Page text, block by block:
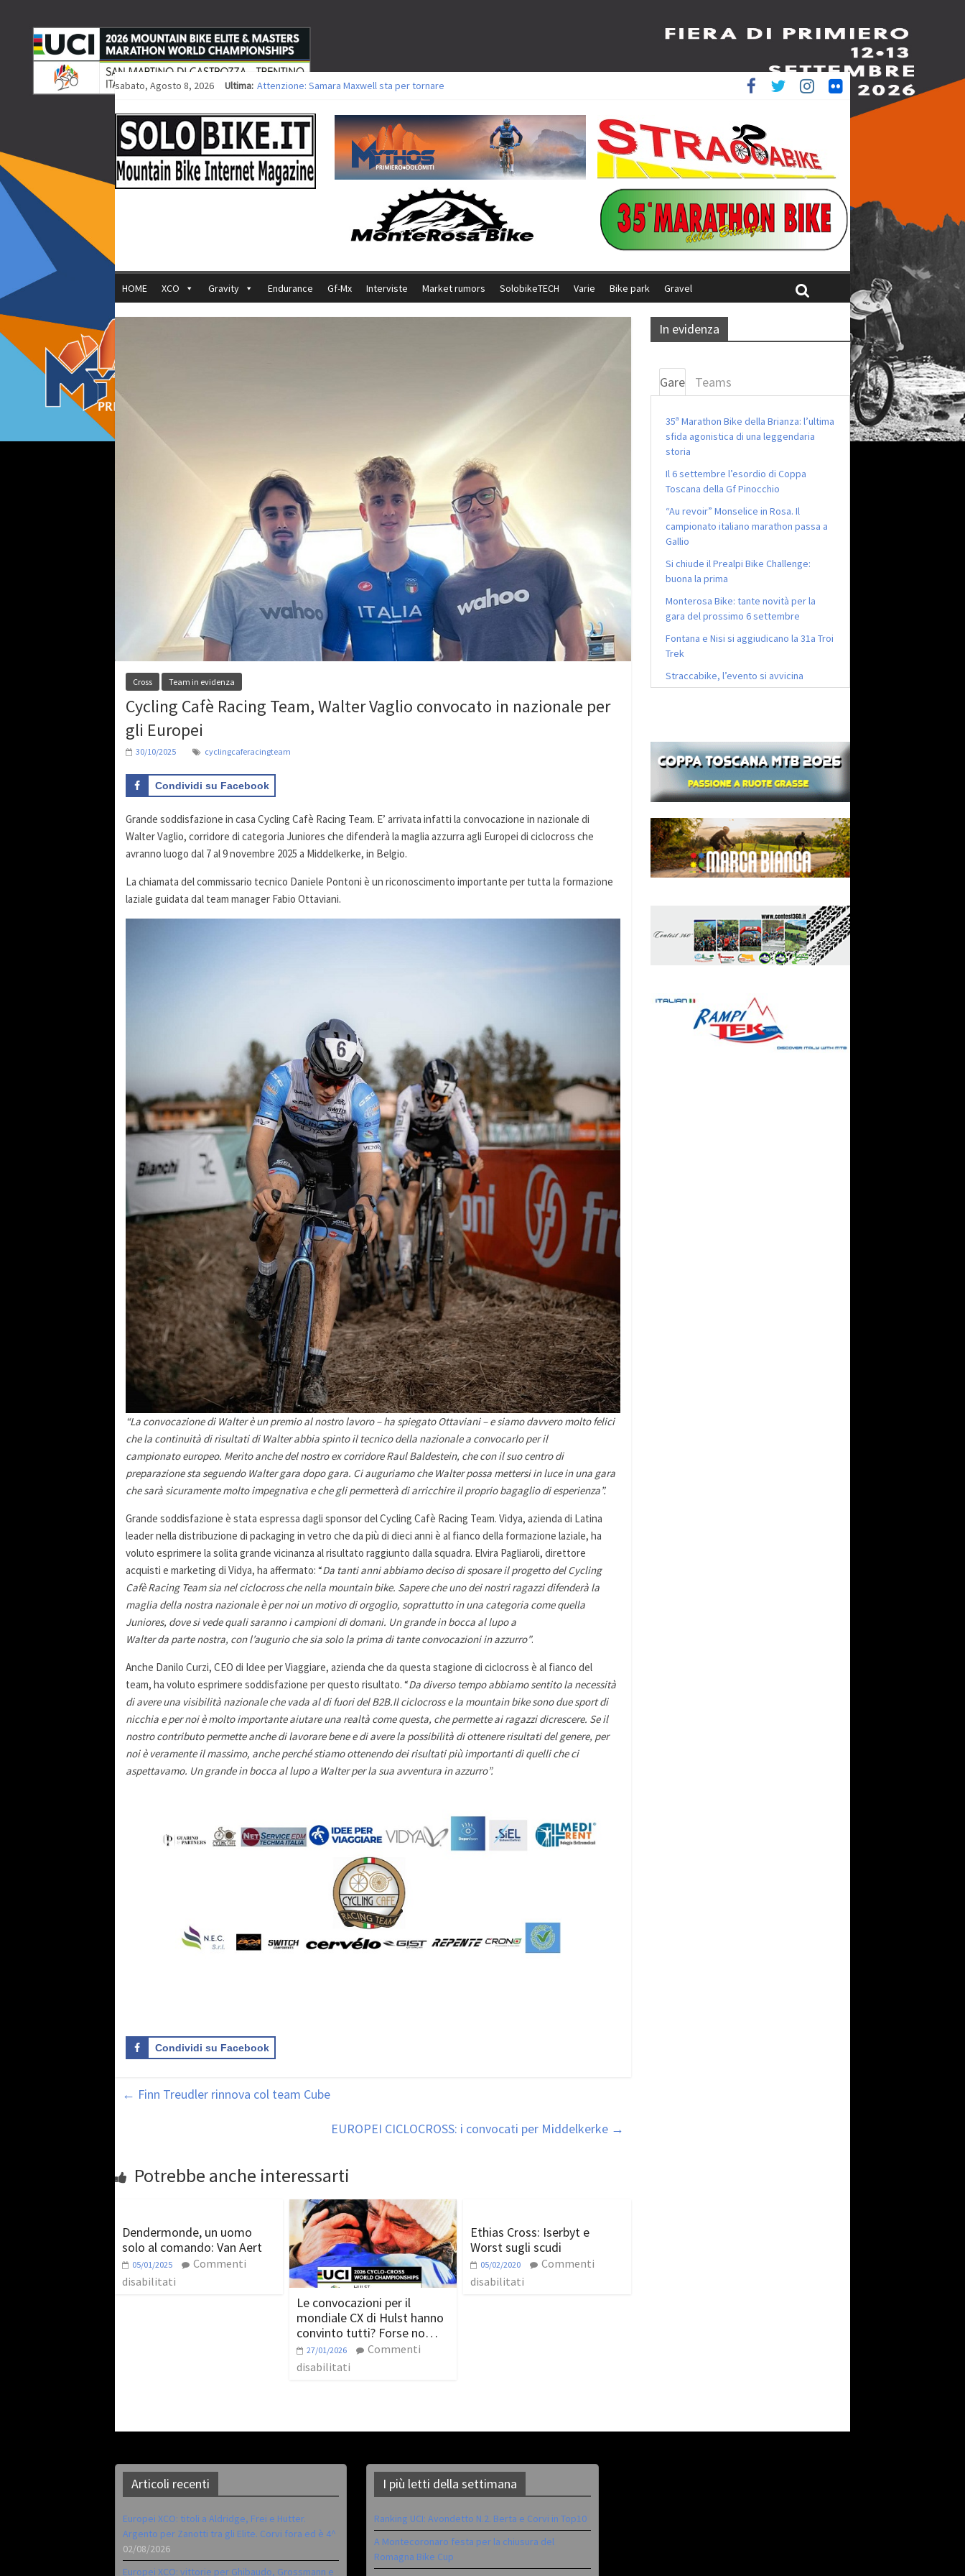
sabato, Agosto 8, 2026 Ultima: Attenzione: Samara Maxwell sta per tornare
Europei XCO: vittorie per Ghibaudo, Grossmann e Gallis. Signorelli 5^ la migliore tra gli italiani
35ª Marathon Bike della Brianza: l’ultima sfida agonistica di una leggendaria storia
Europei MTB: il Team Relay firma il secondo argento azzurro a Monteceneri
HOME XCO Gravity Endurance Gf-Mx Interviste Market rumors SolobikeTECH Varie Bike park Gravel
Cross Team in evidenza
Cycling Cafè Racing Team, Walter Vaglio convocato in nazionale per
gli Europei
30/10/2025 cyclingcaferacingteam
Condividi su Facebook
Grande soddisfazione in casa Cycling Cafè Racing Team. E’ arrivata infatti la convocazione in nazionale di
Walter Vaglio, corridore di categoria Juniores che difenderà la maglia azzurra agli Europei di ciclocross che
avranno luogo dal 7 al 9 novembre 2025 a Middelkerke, in Belgio.
La chiamata del commissario tecnico Daniele Pontoni è un riconoscimento importante per tutta la formazione
laziale guidata dal team manager Fabio Ottaviani.
“La convocazione di Walter è un premio al nostro lavoro – ha spiegato Ottaviani – e siamo davvero molto felici
che la continuità di risultati di Walter abbia spinto il tecnico della nazionale a convocarlo per il
campionato europeo. Merito anche del nostro ex corridore Raul Baldestein, che con il suo centro di
preparazione sta seguendo Walter gara dopo gara. Ci auguriamo che Walter possa mettersi in luce in una gara
che sarà sicuramente molto impegnativa e che gli permetterà di arricchire il proprio bagaglio di esperienza”.
Grande soddisfazione è stata espressa dagli sponsor del Cycling Cafè Racing Team. Vidya, azienda di Latina
leader nella distribuzione di packaging in vetro che da più di dieci anni è al fianco della formazione laziale, ha
voluto esprimere la solita grande vicinanza al risultato raggiunto dalla squadra. Elvira Pagliaroli, direttore
acquisti e marketing di Vidya, ha affermato: “Da tanti anni abbiamo deciso di sposare il progetto del Cycling
Cafè Racing Team sia nel ciclocross che nella mountain bike. Sapere che uno dei nostri ragazzi difenderà la
maglia della nostra nazionale è per noi un motivo di orgoglio, soprattutto in una categoria come quella
Juniores, dove si vede quali saranno i campioni di domani. Un grande in bocca al lupo a
Walter da parte nostra, con l’augurio che sia solo la prima di tante convocazioni in azzurro”.
Anche Danilo Curzi, CEO di Idee per Viaggiare, azienda che da questa stagione di ciclocross è al fianco del
team, ha voluto esprimere soddisfazione per questo risultato. “Da diverso tempo abbiamo sentito la necessità
di avere una visibilità nazionale che vada al di fuori del B2B.Il ciclocross e la mountain bike sono due sport di
nicchia e per noi è molto importante aiutare una realtà come questa, che permette ai ragazzi dicrescere. Se il
nostro contributo permette anche di lavorare bene e di avere la possibilità di ottenere risultati del genere, per
noi è veramente il massimo, anche perché stiamo ottenendo dei risultati più importanti di quelli che ci
aspettavamo. Un grande in bocca al lupo a Walter per la sua avventura in azzurro”.
Condividi su Facebook
← Finn Treudler rinnova col team Cube
EUROPEI CICLOCROSS: i convocati per Middelkerke →
Potrebbe anche interessarti
Dendermonde, un uomo
solo al comando: Van Aert
05/01/2025
Commenti
disabilitati
Le convocazioni per il
mondiale CX di Hulst hanno
convinto tutti? Forse no…
27/01/2026
Commenti
disabilitati
Ethias Cross: Iserbyt e
Worst sugli scudi
05/02/2020
Commenti
disabilitati
In evidenza
Gare Teams
35ª Marathon Bike della Brianza: l’ultima
sfida agonistica di una leggendaria
storia
Il 6 settembre l’esordio di Coppa
Toscana della Gf Pinocchio
“Au revoir” Monselice in Rosa. Il
campionato italiano marathon passa a
Gallio
Si chiude il Prealpi Bike Challenge:
buona la prima
Monterosa Bike: tante novità per la
gara del prossimo 6 settembre
Fontana e Nisi si aggiudicano la 31a Troi
Trek
Straccabike, l’evento si avvicina
Articoli recenti
Europei XCO: titoli a Aldridge, Frei e Hutter.
Argento per Zanotti tra gli Elite. Corvi fora ed è 4^
02/08/2026
Europei XCO: vittorie per Ghibaudo, Grossmann e
I più letti della settimana
Ranking UCI: Avondetto N.2. Berta e Corvi in Top10
A Montecoronaro festa per la chiusura del
Romagna Bike Cup